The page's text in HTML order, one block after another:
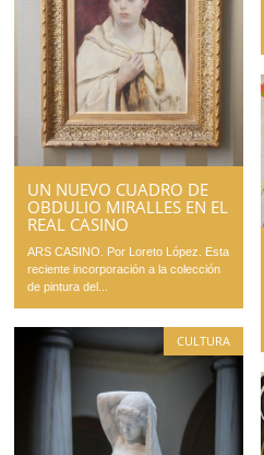
UN NUEVO CUADRO DE
OBDULIO MIRALLES EN EL
REAL CASINO
ARS CASINO. Por Loreto López. Esta
reciente incorporación a la colección
de pintura del...
CULTURA